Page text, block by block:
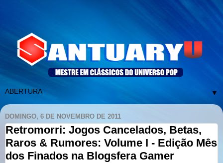
▼
DOMINGO, 6 DE NOVEMBRO DE 2011
Retromorri: Jogos Cancelados, Betas,
Raros & Rumores: Volume I - Edição Mês
dos Finados na Blogsfera Gamer